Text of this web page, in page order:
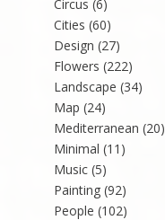
Circus (6)
Cities (60)
Design (27)
Flowers (222)
Landscape (34)
Map (24)
Mediterranean (20)
Minimal (11)
Music (5)
Painting (92)
People (102)